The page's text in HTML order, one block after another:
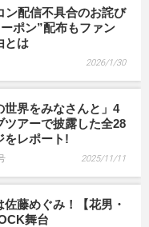
ン配信不具合のお詫び
ポン”配布もファン
とは
2026/1/30
世界をみなさんと」4
アーで披露した全28
をレポート!
2025/11/11
藤めぐみ！【花男・
舞台